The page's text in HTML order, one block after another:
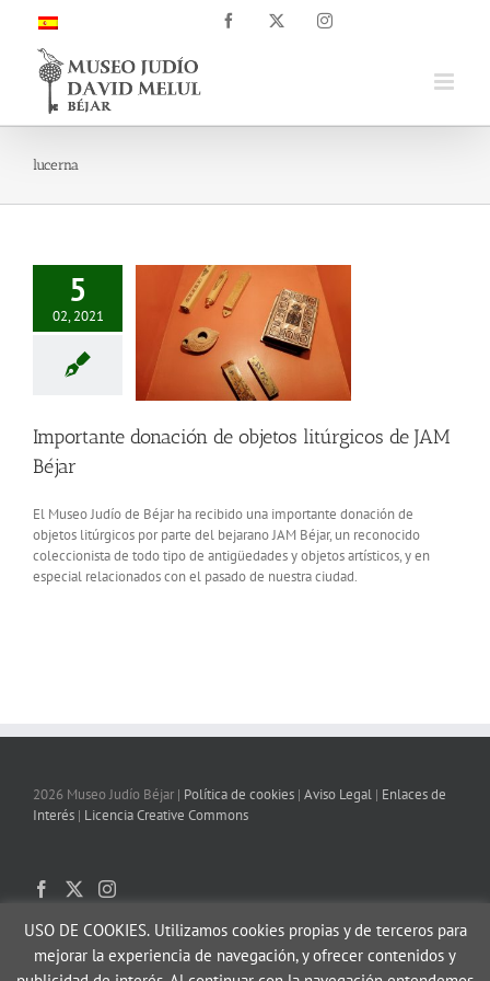
contenido
Facebook Instagram
lucerna
5
02, 2021
Importante donación de objetos litúrgicos de JAM
Béjar
El Museo Judío de Béjar ha recibido una importante donación de
objetos litúrgicos por parte del bejarano JAM Béjar, un reconocido
coleccionista de todo tipo de antigüedades y objetos artísticos, y en
especial relacionados con el pasado de nuestra ciudad.
2026 Museo Judío Béjar | Política de cookies | Aviso Legal | Enlaces de
Interés | Licencia Creative Commons
USO DE COOKIES.Utilizamos cookies propias y de terceros para
mejorar la experiencia de navegación, y ofrecer contenidos y